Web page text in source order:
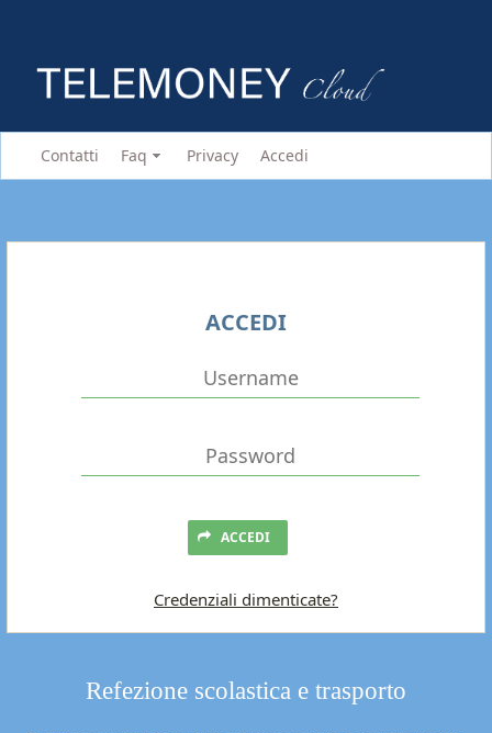
Contatti Faq Privacy Accedi
Refezione scolastica e trasporto
ACCEDI
ACCEDI
Credenziali dimenticate?